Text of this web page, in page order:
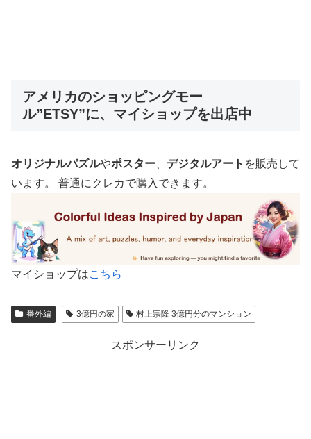
アメリカのショッピングモー
ル”ETSY”に、マイショップを出店中
オリジナルパズルやポスター デジタルアート を販売して
います。 普通にクレカで購入できます。
マイショップはこちら
番外編 3億円の家 村上宗隆 3億円分のマンション
スポンサーリンク